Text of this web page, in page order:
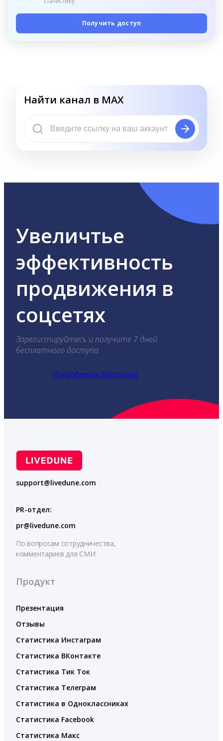
Получить доступ
Найти канал в MAX
Увеличтье
эффективность
продвижения в
соцсетях
Зарегистируйтесь и получите 7 дней
бесплатного доступа.
Попробовать бесплатно
support@livedune.com
PR-отдел:
pr@livedune.com
По вопросам сотрудничества,
комментариев для СМИ
Продукт
Презентация
Отзывы
Статистика Инстаграм
Статистика ВКонтакте
Статистика Тик Ток
Статистика Телеграм
Статистика в Одноклассниках
Статистика Facebook
Статистика Макс